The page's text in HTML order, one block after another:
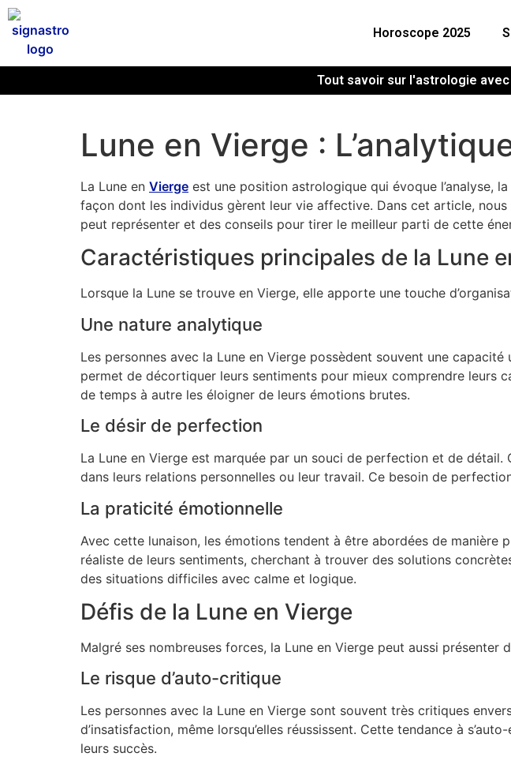
Horoscope 2025
Tout savoir sur l'astrologie
Lune en Vierge :
La Lune en Vierge est une position astrologique qui évoque l’analyse,
façon dont les individus gèrent leur vie affective. Dans cet article,
peut représenter et des conseils pour tirer le meilleur parti de cette
Caractéristiques principales de la Lune
Lorsque la Lune se trouve en Vierge, elle apporte une touche
Une nature analytique
Les personnes avec la Lune en Vierge possèdent souvent une
permet de décortiquer leurs sentiments pour mieux comprendre leurs
de temps à autre les éloigner de leurs émotions brutes.
Le désir de perfection
La Lune en Vierge est marquée par un souci de perfection et de
dans leurs relations personnelles ou leur travail. Ce besoin de
La praticité émotionnelle
Avec cette lunaison, les émotions tendent à être abordées de
réaliste de leurs sentiments, cherchant à trouver des solutions
des situations difficiles avec calme et logique.
Défis de la Lune en Vierge
Malgré ses nombreuses forces, la Lune en Vierge peut aussi présenter
Le risque d’auto-critique
Les personnes avec la Lune en Vierge sont souvent très critiques
d’insatisfaction, même lorsqu’elles réussissent. Cette tendance à
leurs succès.